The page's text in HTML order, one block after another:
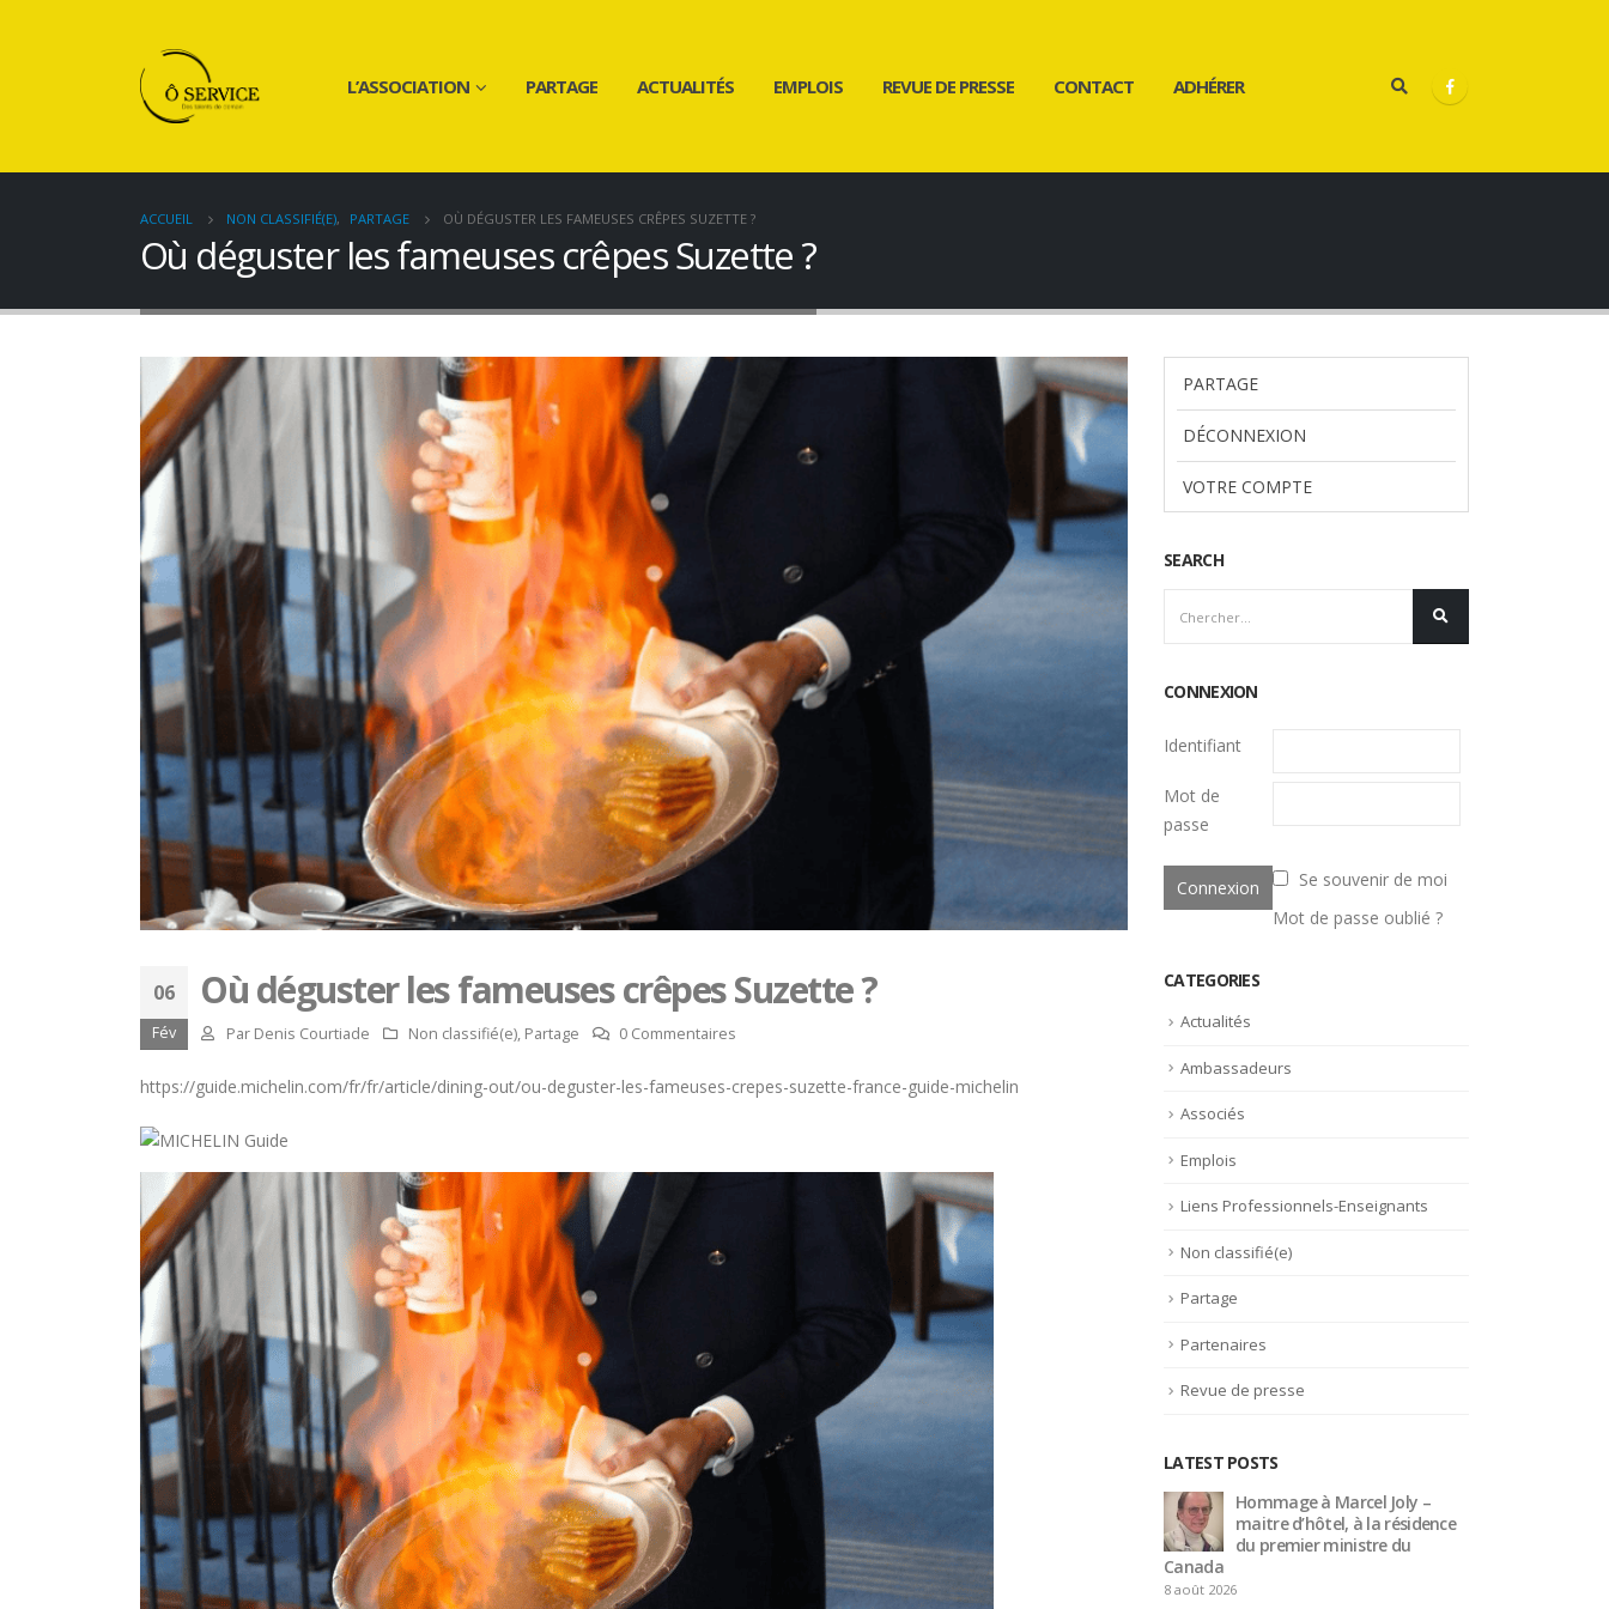
L’ASSOCIATION PARTAGE ACTUALITÉS EMPLOIS REVUE DE PRESSE CONTACT ADHÉRER
ACCUEIL NON CLASSIFIÉ(E), PARTAGE OÙ DÉGUSTER LES FAMEUSES CRÊPES SUZETTE ?
Où déguster les fameuses crêpes Suzette ?
06
Fév
Où déguster les fameuses crêpes Suzette ?
Par Denis Courtiade Non classifié(e), Partage 0 Commentaires
https://guide.michelin.com/fr/fr/article/dining-out/ou-deguster-les-fameuses-crepes-suzette-france-guide-michelin
PARTAGE
DÉCONNEXION
VOTRE COMPTE
SEARCH
CONNEXION
Identifiant
Mot de
passe
Se souvenir de moi
Mot de passe oublié ?
CATEGORIES
Actualités
Ambassadeurs
Associés
Emplois
Liens Professionnels-Enseignants
Non classifié(e)
Partage
Partenaires
Revue de presse
LATEST POSTS
Hommage à Marcel Joly –
maitre d’hôtel, à la résidence
du premier ministre du
Canada
8 août 2026
Trophée du Maître d’Hôtel
2027 : les douze demi-
finalistes dévoilés
16 juillet 2026
Hommage à Marcel Joly –
du premier ministre du
Canada
8 août 2026
Trophée du Maître d’Hôtel
2027 : les douze demi-
finalistes dévoilés
16 juillet 2026